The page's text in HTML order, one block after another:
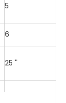
5
6
25 ''